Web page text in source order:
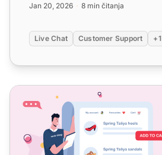
Jan 20, 2026 8 min čitanja
Live Chat Customer Support +1
Live Chat za E-Commerce i Usluge